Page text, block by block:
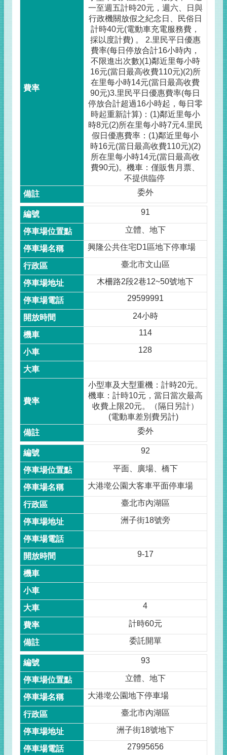
一至週五計時20元，週六、日與
行政機關放假之紀念日、民俗日
計時40元(電動車充電服務費，
採以度計費) 。 2.里民平日優惠
費率(每日停放合計16小時內，
不限進出次數)(1)鄰近里每小時
16元(當日最高收費110元)(2)所
在里每小時14元(當日最高收費
90元)3.里民平日優惠費率(每日
停放合計超過16小時起，每日零
時起重新計算)：(1)鄰近里每小
時8元(2)所在里每小時7元4.里民
假日優惠費率：(1)鄰近里每小
時16元(當日最高收費110元)(2)
所在里每小時14元(當日最高收
費90元)。機車：僅販售月票、
不提供臨停
委外
91
立體、地下
興隆公共住宅D1區地下停車場
臺北市文山區
木柵路2段2巷12~50號地下
29599991
24小時
114
128
小型車及大型重機：計時20元。
機車：計時10元，當日當次最高
收費上限20元。（隔日另計）
(電動車差別費另計)
委外
92
平面、廣場、橋下
大港墘公園大客車平面停車場
臺北市內湖區
洲子街18號旁
9-17
4
計時60元
委託開單
93
立體、地下
大港墘公園地下停車場
臺北市內湖區
洲子街18號地下
27995656